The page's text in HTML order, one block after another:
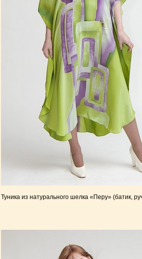
Туника из натурального шелка «Перу» (батик,